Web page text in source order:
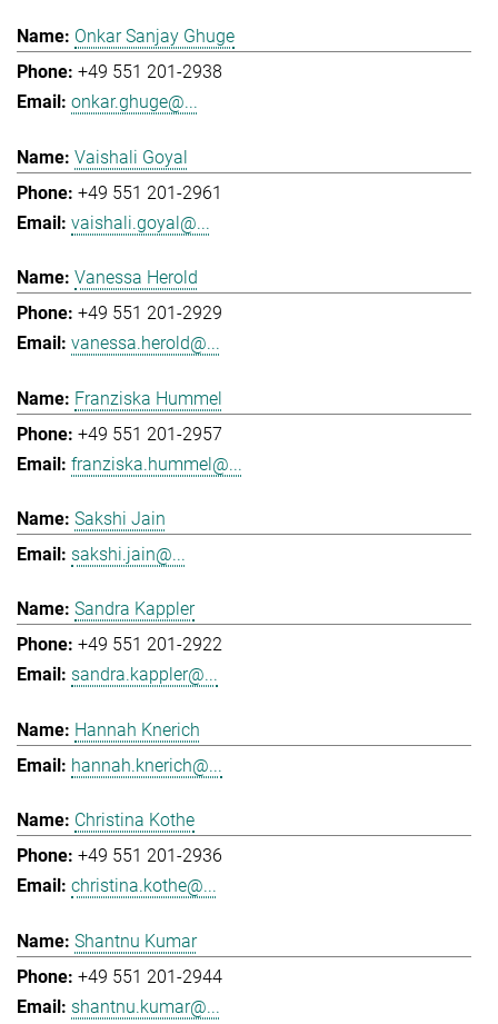
Onkar Sanjay Ghuge
+49 551 201-2938
onkar.ghuge@...
Vaishali Goyal
+49 551 201-2961
vaishali.goyal@...
Vanessa Herold
+49 551 201-2929
vanessa.herold@...
Franziska Hummel
+49 551 201-2957
franziska.hummel@...
Sakshi Jain
sakshi.jain@...
Sandra Kappler
+49 551 201-2922
sandra.kappler@...
Hannah Knerich
hannah.knerich@...
Christina Kothe
+49 551 201-2936
christina.kothe@...
Shantnu Kumar
+49 551 201-2944
shantnu.kumar@...